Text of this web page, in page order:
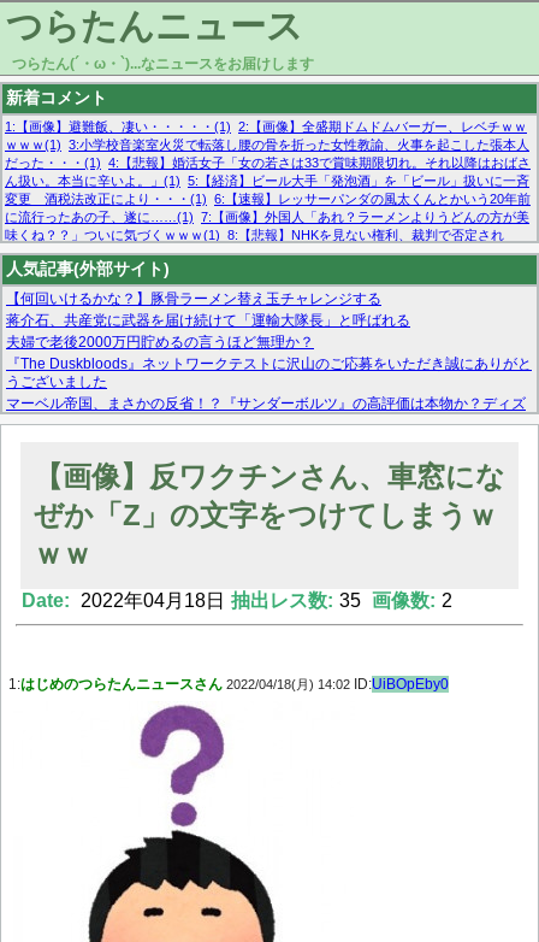
つらたんニュース
つらたん(´・ω・`)...なニュースをお届けします
新着コメント
1:【画像】避難飯、凄い・・・・・(1) 2:【画像】全盛期ドムドムバーガー、レベチｗｗ
ｗｗｗ(1) 3:小学校音楽室火災で転落し腰の骨を折った女性教諭、火事を起こした張本人
だった・・・(1) 4:【悲報】婚活女子「女の若さは33で賞味期限切れ。それ以降はおばさ
ん扱い。本当に辛いよ。」(1) 5:【経済】ビール大手「発泡酒」を「ビール」扱いに一斉
変更 酒税法改正により・・・(1) 6:【速報】レッサーパンダの風太くんとかいう20年前
に流行ったあの子、遂に……(1) 7:【画像】外国人「あれ？ラーメンよりうどんの方が美
味くね？？」ついに気づくｗｗｗ(1) 8:【悲報】NHKを見ない権利、裁判で否定され
る・・・(1) 9:欧州委員長「原発縮小は間違いでした」(1) 10:【悲報】日本企業の人手不
足、限界突破 52%「正社員も足りてません…」(1)
人気記事(外部サイト)
【何回いけるかな？】豚骨ラーメン替え玉チャレンジする
蒋介石、共産党に武器を届け続けて「運輸大隊長」と呼ばれる
夫婦で老後2000万円貯めるの言うほど無理か？
『The Duskbloods』ネットワークテストに沢山のご応募をいただき誠にありがと
うございました
マーベル帝国、まさかの反省！？『サンダーボルツ』の高評価は本物か？ディズ
ニーCEOの「量より質」宣言の裏で渦巻くファンの本音とMCUの未来を徹底考
【モー娘。石田亜佑美】ファーストテイク出演も新規獲得ならず？北川莉央が1
【画像あり】FacebookとかTwitterで拾ったエロ画像貼ってくよ
Powered by livedoor 相互RSS
【画像】反ワクチンさん、車窓にな
ぜか「Z」の文字をつけてしまうｗ
ｗｗ
Date: 2022年04月18日 抽出レス数: 35 画像数: 2
1:はじめのつらたんニュースさん 2022/04/18(月) 14:02 ID:UiBOpEby0